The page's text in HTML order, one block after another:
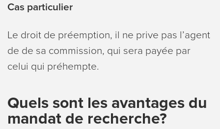
Cas particulier
Le droit de préemption, il ne prive pas l’agent
de de sa commission, qui sera payée par
celui qui préhempte.
Quels sont les avantages du
mandat de recherche?